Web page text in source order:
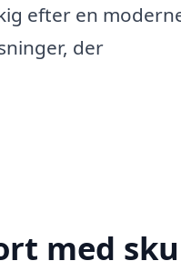
efter en
der
med